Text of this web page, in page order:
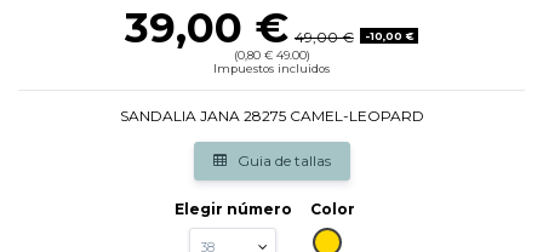
39,00 € 49,00 €
-10,00 €
(0,80 € 49.00)
Impuestos incluidos
SANDALIA JANA 28275 CAMEL-LEOPARD
Guia de tallas
Elegir número
Color
CAMEL